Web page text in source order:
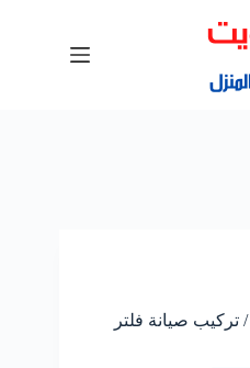
فلاتر مياه الكويت / 66817766 / تركيب صيانة فلتر